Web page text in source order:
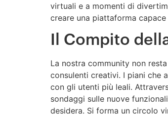
virtuali e a momenti di
creare una piattaforma
Il Compito
La nostra community non
consulenti creativi. I piani che
con gli utenti più leali.
sondaggi sulle nuove
desidera. Si forma un circolo